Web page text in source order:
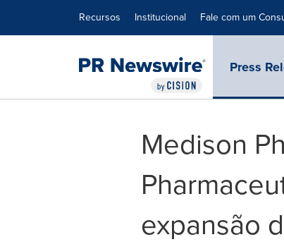
Recursos Institucional Fale com um
Press
Medison
expansão